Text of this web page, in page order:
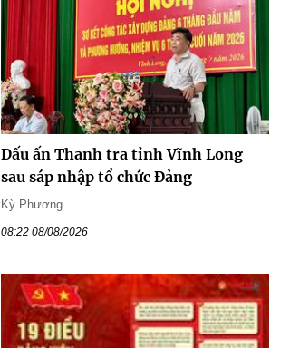
Dấu ấn Thanh tra tỉnh Vĩnh Long
sau sáp nhập tổ chức Đảng
Kỳ Phương
08:22 08/08/2026